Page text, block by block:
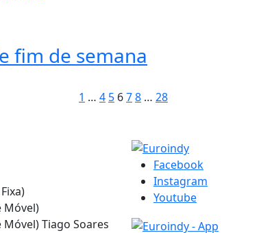
fim de semana
1 … 4 5 678 … 28
Móvel)
Móvel) Tiago Soares
Facebook
Instagram
Youtube